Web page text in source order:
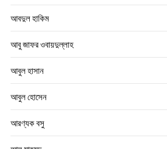
আবদুল হাকিম
আবু জাফর ওবায়দুল্লাহ
আবুল হাসান
আবুল হোসেন
আরণ্যক বসু